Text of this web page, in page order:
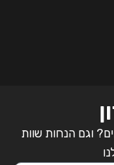
וגם הנחות שוות